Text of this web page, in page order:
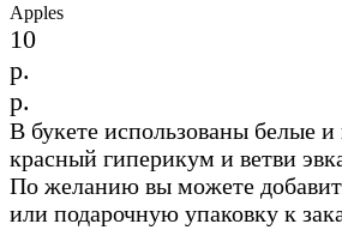
Apples
10
р.
р.
В букете использованы белые
красный гиперикум и ветви
По желанию вы можете
или подарочную упаковку к